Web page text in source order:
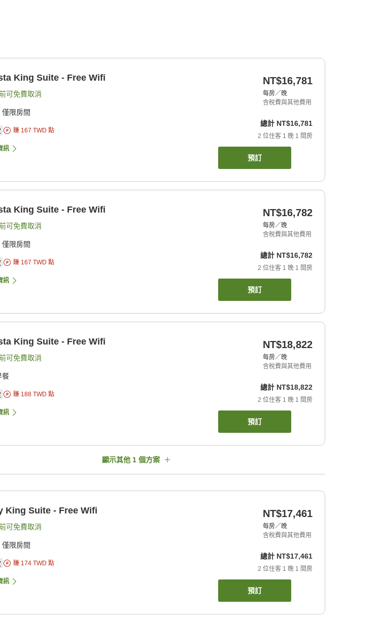
King Suite - Free Wifi
可免費取消
僅限房間
賺 167 TWD 點
訊
NT$16,781
每房／晚
含稅費與其他費用
總計 NT$16,781
2 位住客 1 晚 1 間房
預訂
King Suite - Free Wifi
可免費取消
僅限房間
賺 167 TWD 點
訊
NT$16,782
每房／晚
含稅費與其他費用
總計 NT$16,782
2 位住客 1 晚 1 間房
預訂
King Suite - Free Wifi
可免費取消
餐
賺 188 TWD 點
訊
NT$18,822
每房／晚
含稅費與其他費用
總計 NT$18,822
2 位住客 1 晚 1 間房
預訂
顯示其他 1 個方案
King Suite - Free Wifi
可免費取消
僅限房間
賺 174 TWD 點
訊
NT$17,461
每房／晚
含稅費與其他費用
總計 NT$17,461
2 位住客 1 晚 1 間房
預訂